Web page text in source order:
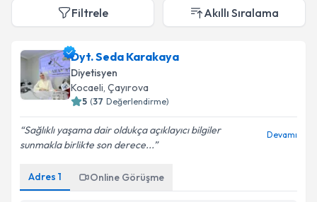
Filtrele Akıllı Sıralama
Dyt. Seda Karakaya
Diyetisyen
Kocaeli, Çayırova
5 (37 Değerlendirme)
Sağlıklı yaşama dair oldukça açıklayıcı bilgiler
sunmakla birlikte son derece...
Devamı
Adres 1 Online Görüşme